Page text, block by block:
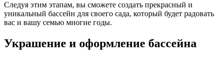
Следуя этим этапам, вы сможете создать прекрасный и
уникальный бассейн для своего сада, который будет радовать
вас и вашу семью многие годы.
Украшение и оформление бассейна